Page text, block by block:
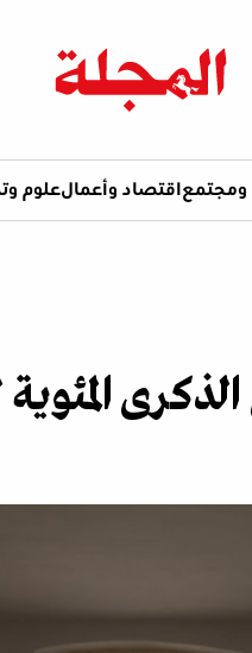
ومجتمع اقتصاد وأعمالعلوم
المئوية